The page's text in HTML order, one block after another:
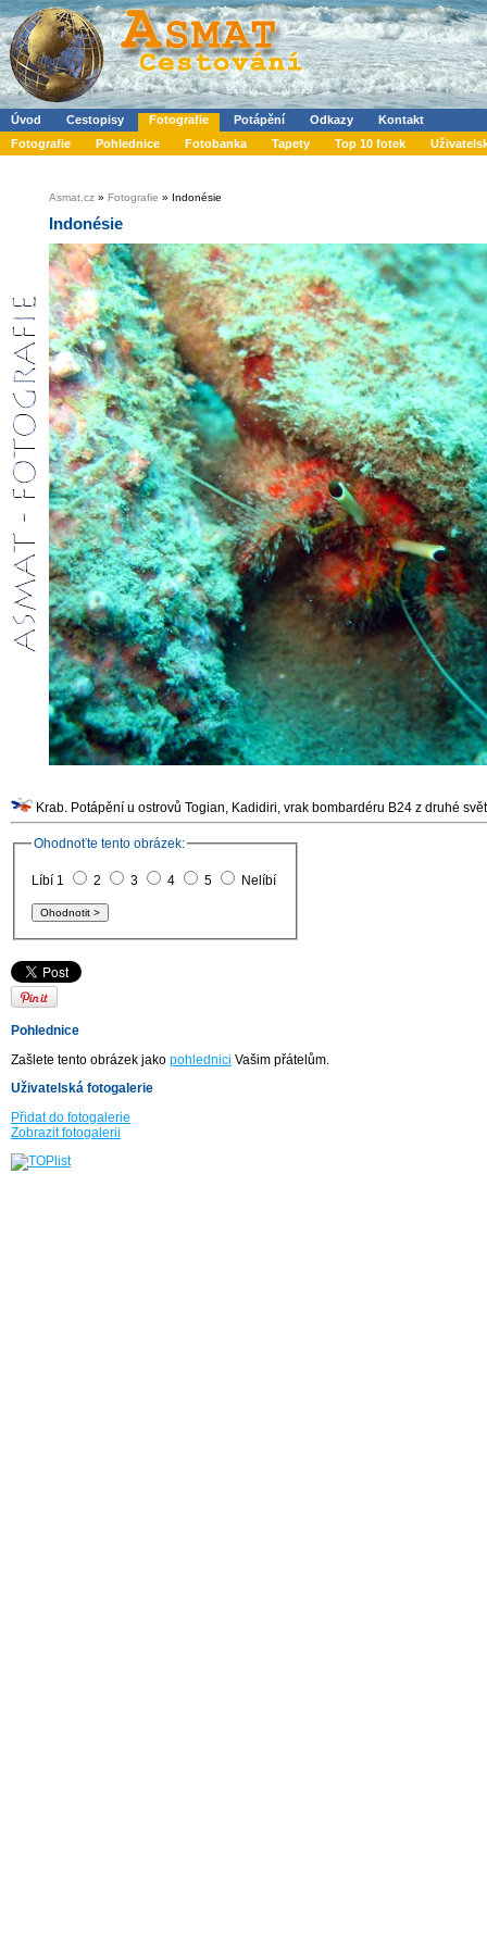
Úvod Cestopisy Fotografie Potápění Odkazy
Kontakt
Fotografie
Pohlednice Fotobanka Tapety Top 10 fotek
Asmat.cz » Fotografie » Indonésie
Indonésie
Ohodnoťte tento obrázek:
Líbí 1 2 3 4 5 Nelíbí
Pohlednice
Zašlete tento obrázek jako pohlednici Vašim přátelům.
Uživatelská fotogalerie
Přidat do fotogalerie
Zobrazit fotogalerii